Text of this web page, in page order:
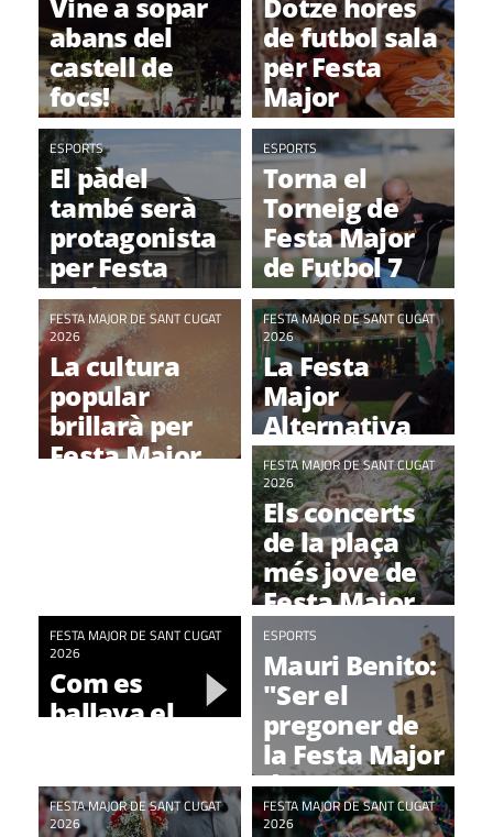
Vine a sopar
abans del
castell de
focs!
Dotze hores
de futbol sala
per Festa
Major
ESPORTS
El pàdel
també serà
protagonista
per Festa
Major
ESPORTS
Torna el
Torneig de
Festa Major
de Futbol 7
FESTA MAJOR DE SANT CUGAT
2026
La cultura
popular
brillarà per
Festa Major
FESTA MAJOR DE SANT CUGAT
2026
La Festa
Major
Alternativa
es defensa de
les queixes
veïnals
FESTA MAJOR DE SANT CUGAT
2026
Els concerts
de la plaça
més jove de
Festa Major
FESTA MAJOR DE SANT CUGAT
2026
Com es
ballava el
ESPORTS
Mauri Benito:
"Ser el
pregoner de
la Festa Major
de Sant Cugat
és l'hòstia"
FESTA MAJOR DE SANT CUGAT
2026
FESTA MAJOR DE SANT CUGAT
2026